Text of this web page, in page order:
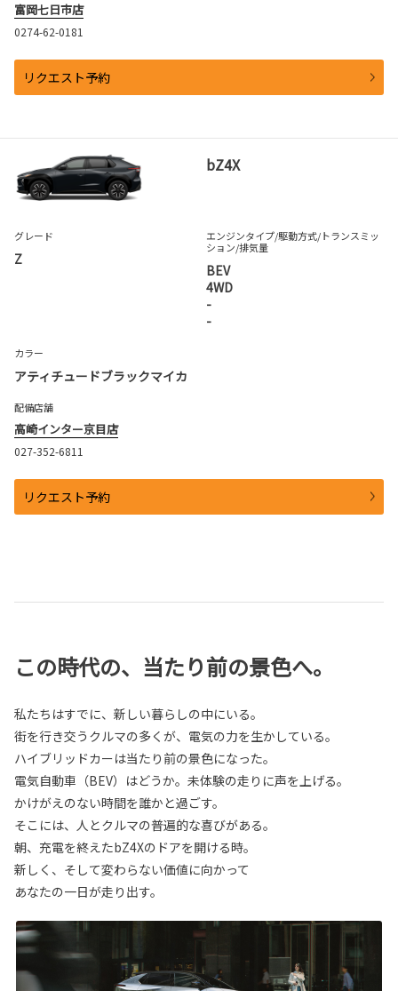
富岡七日市店
0274-62-0181
リクエスト予約
bZ4X
グレード
Z
エンジンタイプ/駆動方式/トランスミッ
ション/排気量
BEV
4WD
-
-
カラー
アティチュードブラックマイカ
配備店舗
高崎インター京目店
027-352-6811
リクエスト予約
この時代の、当たり前の景色へ。
私たちはすでに、新しい暮らしの中にいる。
街を行き交うクルマの多くが、電気の力を生かしている。
ハイブリッドカーは当たり前の景色になった。
電気自動車（BEV）はどうか。未体験の走りに声を上げる。
かけがえのない時間を誰かと過ごす。
そこには、人とクルマの普遍的な喜びがある。
朝、充電を終えたbZ4Xのドアを開ける時。
新しく、そして変わらない価値に向かって
あなたの一日が走り出す。